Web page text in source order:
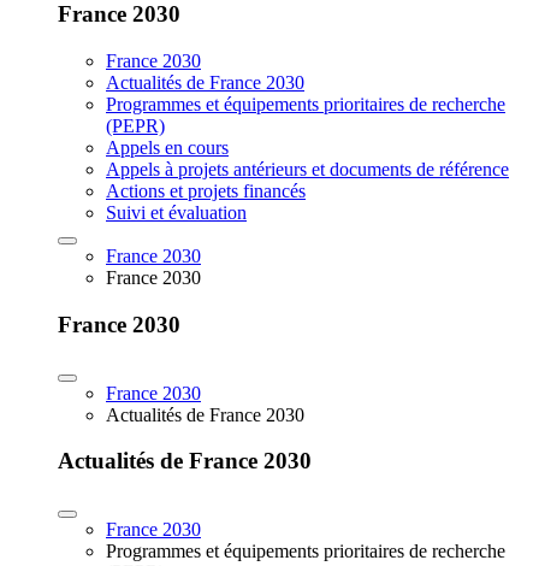
France 2030
France 2030
Actualités de France 2030
Programmes et équipements prioritaires de recherche
(PEPR)
Appels en cours
Appels à projets antérieurs et documents de référence
Actions et projets financés
Suivi et évaluation
France 2030
France 2030
France 2030
France 2030
Actualités de France 2030
Actualités de France 2030
France 2030
Programmes et équipements prioritaires de recherche